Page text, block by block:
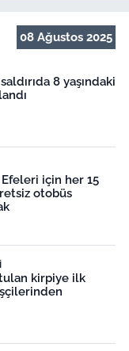
08 Ağustos 2025
8 yaşındaki
Efeleri için her 15
otobüs
kirpiye ilk